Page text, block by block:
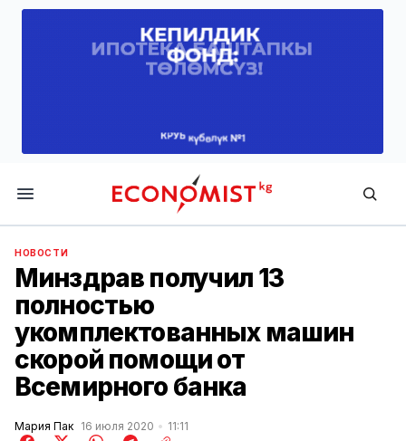
Economist.kg
НОВОСТИ
Минздрав получил 13
полностью
укомплектованных машин
скорой помощи от
Всемирного банка
Мария Пак 16 июля 2020 11:11